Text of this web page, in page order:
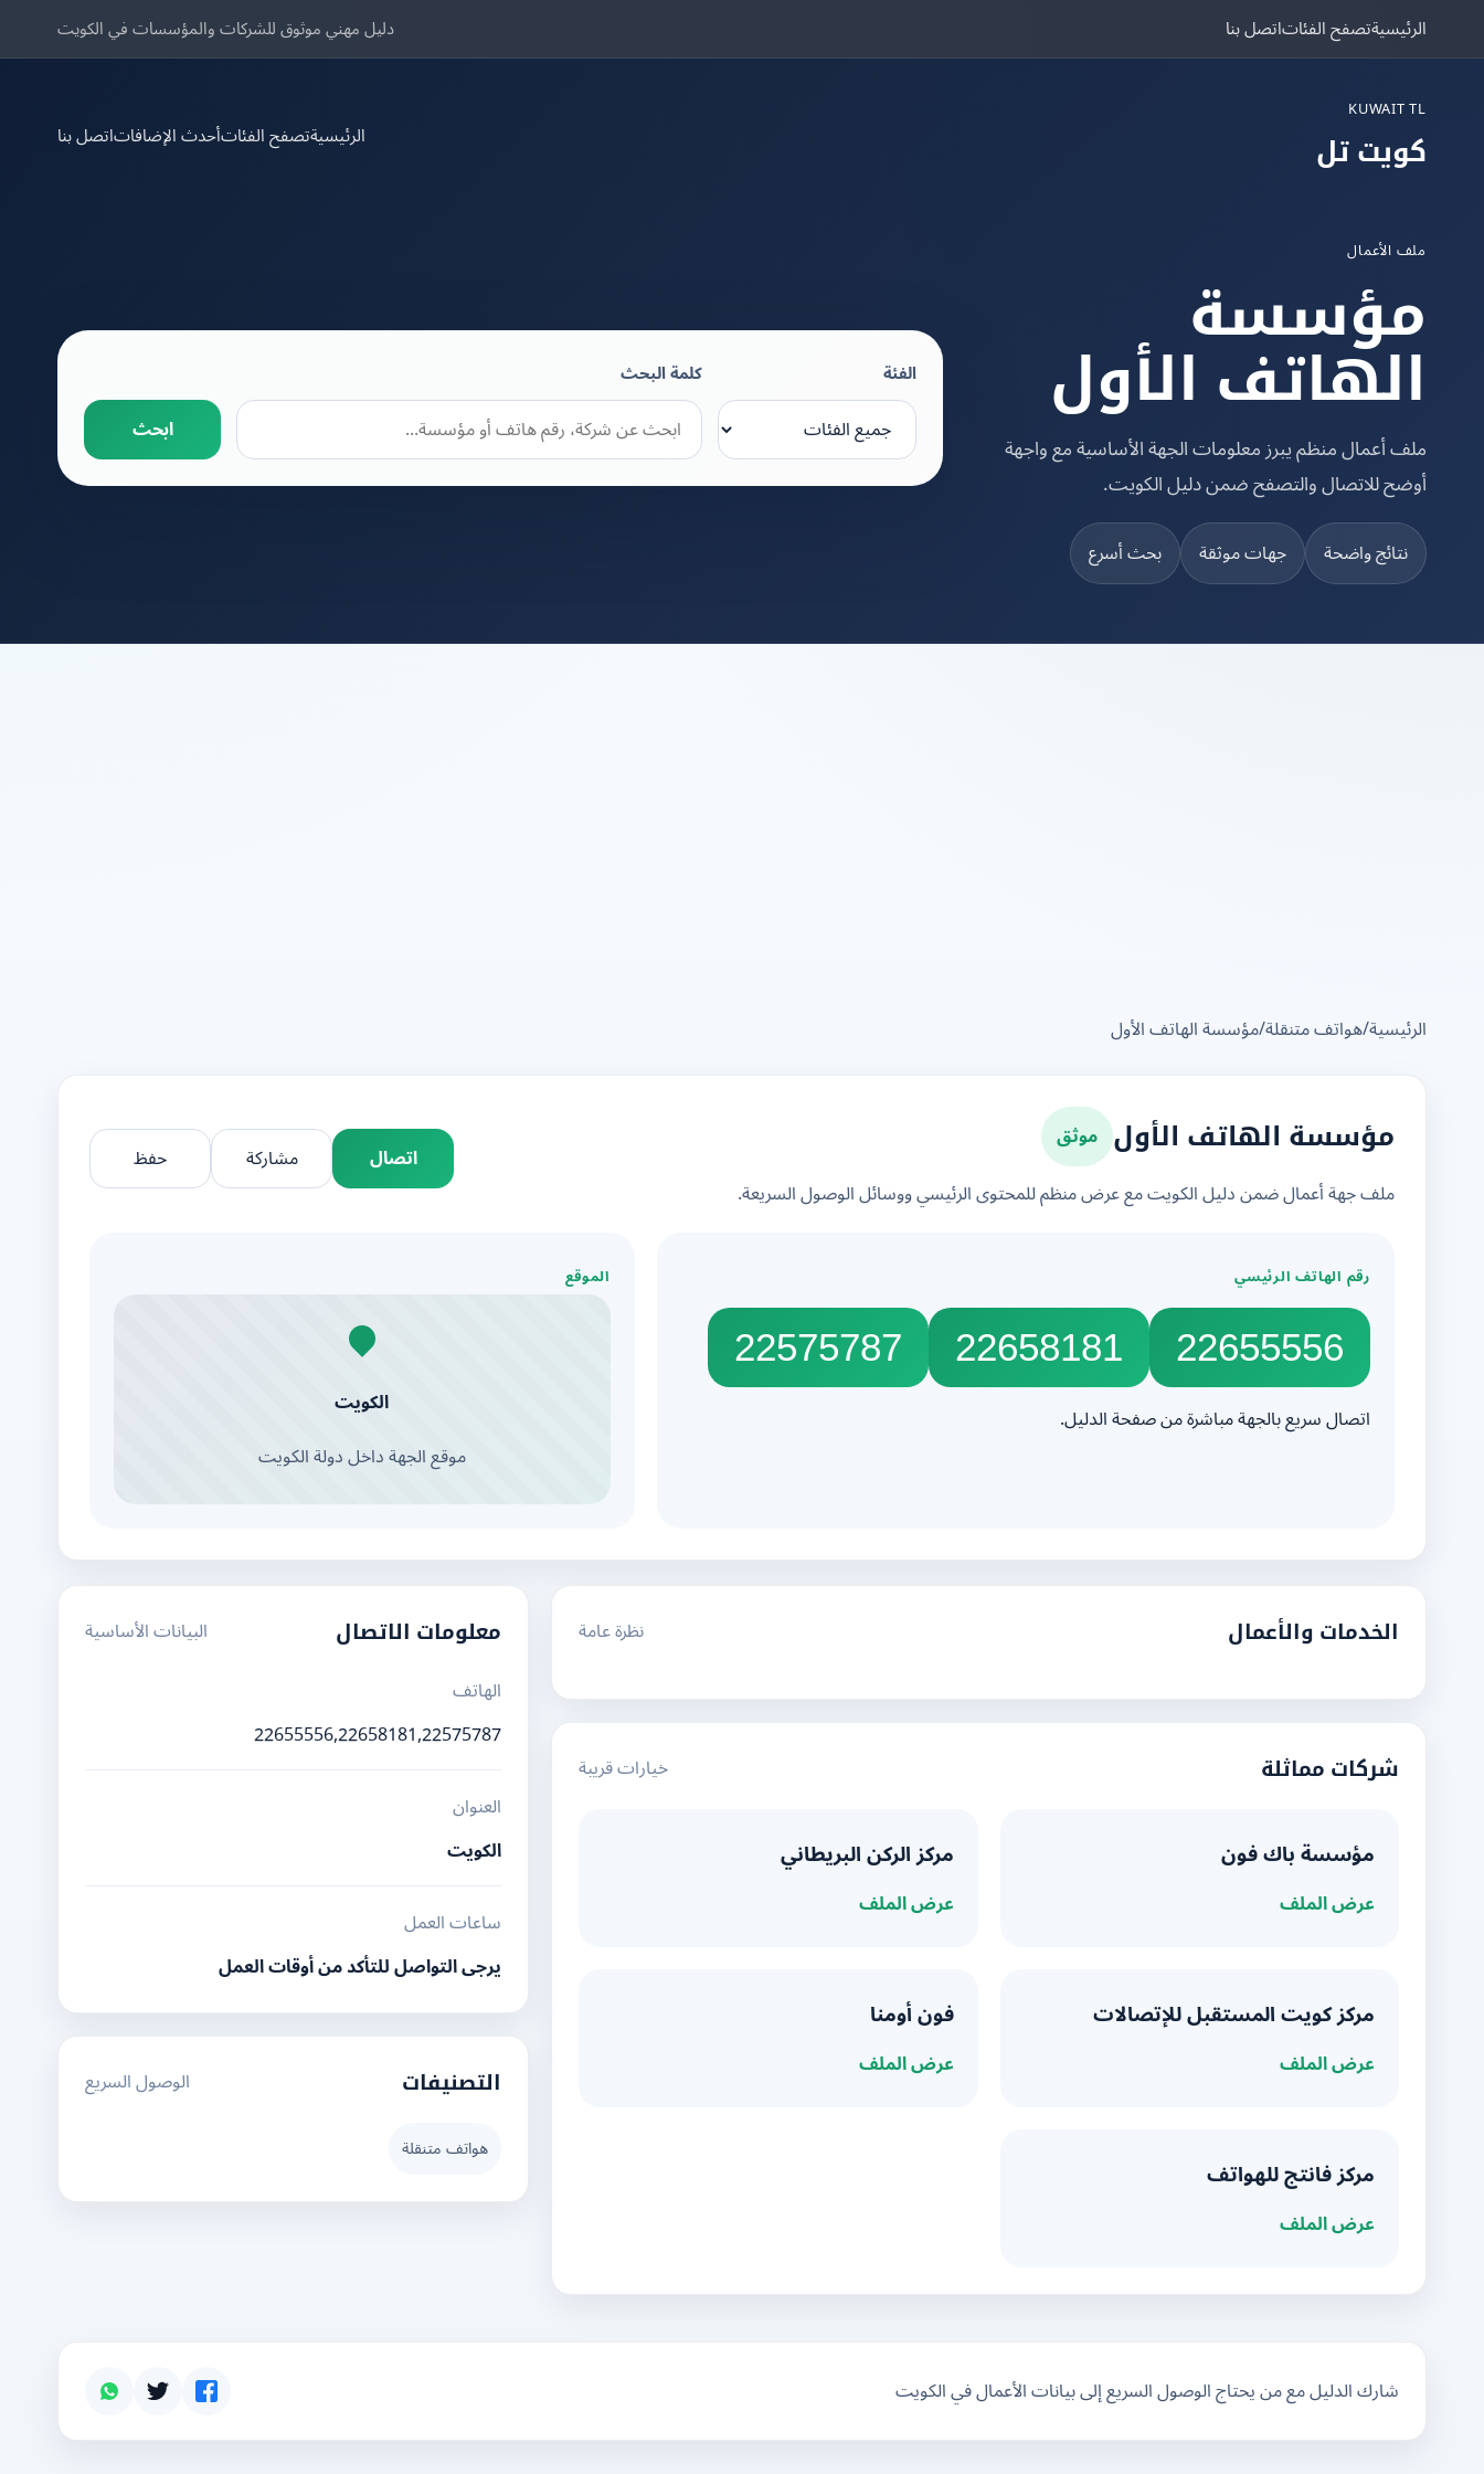
الرئيسيةتصفح الفئاتاتصل بنا دليل مهني موثوق للشركات والمؤسسات في الكويت
KUWAIT TL
كويت تل
الرئيسيةتصفح الفئاتأحدث الإضافاتاتصل بنا
ملف الأعمال
مؤسسة
الهاتف الأول
ملف أعمال منظم يبرز معلومات الجهة الأساسية مع واجهة
أوضح للاتصال والتصفح ضمن دليل الكويت.
نتائج واضحة جهات موثقة بحث أسرع
الفئة كلمة البحث
ابحث
الرئيسية/هواتف متنقلة/مؤسسة الهاتف الأول
مؤسسة الهاتف الأول موثق
ملف جهة أعمال ضمن دليل الكويت مع عرض منظم للمحتوى الرئيسي ووسائل الوصول السريعة.
اتصال مشاركة حفظ
رقم الهاتف الرئيسي
22655556
22658181
22575787
اتصال سريع بالجهة مباشرة من صفحة الدليل.
الموقع
الكويت
موقع الجهة داخل دولة الكويت
الخدمات والأعمال نظرة عامة
شركات مماثلة خيارات قريبة
مؤسسة باك فون
عرض الملف
مركز الركن البريطاني
عرض الملف
مركز كويت المستقبل للإتصالات
عرض الملف
فون أومنا
عرض الملف
مركز فانتج للهواتف
عرض الملف
معلومات الاتصال
البيانات الأساسية
الهاتف
22655556,22658181,22575787
العنوان
الكويت
ساعات العمل
يرجى التواصل للتأكد من أوقات العمل
التصنيفات الوصول السريع
هواتف متنقلة
شارك الدليل مع من يحتاج الوصول السريع إلى بيانات الأعمال في الكويت